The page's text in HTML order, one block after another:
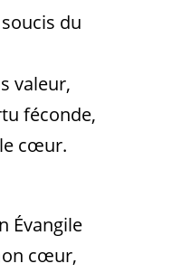
du
valeur,
féconde,
cœur.
Évangile
cœur,